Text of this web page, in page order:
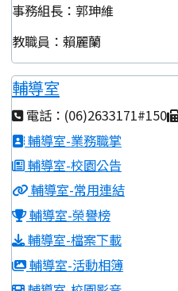
事務組長：郭珅維
教職員：賴麗蘭
輔導室
電話：(06)2633171#150
輔導室-業務職掌
輔導室-校園公告
輔導室-常用連結
輔導室-榮譽榜
輔導室-檔案下載
輔導室-活動相簿